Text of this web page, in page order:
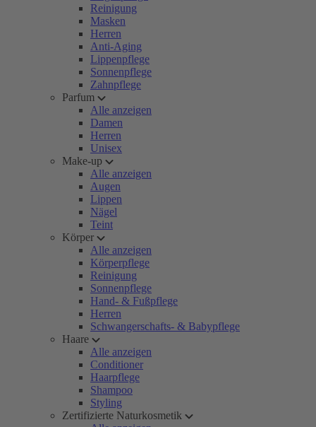
Reinigung
Masken
Herren
Anti-Aging
Lippenpflege
Sonnenpflege
Zahnpflege
Parfum
Alle anzeigen
Damen
Herren
Unisex
Make-up
Alle anzeigen
Augen
Lippen
Nägel
Teint
Körper
Alle anzeigen
Körperpflege
Reinigung
Sonnenpflege
Hand- & Fußpflege
Herren
Schwangerschafts- & Babypflege
Haare
Alle anzeigen
Conditioner
Haarpflege
Shampoo
Styling
Zertifizierte Naturkosmetik